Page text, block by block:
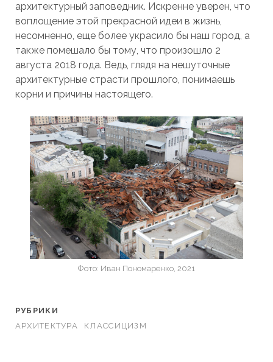
архитектурный заповедник. Искренне уверен, что
воплощение этой прекрасной идеи в жизнь,
несомненно, еще более украсило бы наш город, а
также помешало бы тому, что произошло 2
августа 2018 года. Ведь, глядя на нешуточные
архитектурные страсти прошлого, понимаешь
корни и причины настоящего.
Фото: Иван Пономаренко, 2021
РУБРИКИ
АРХИТЕКТУРА
КЛАССИЦИЗМ